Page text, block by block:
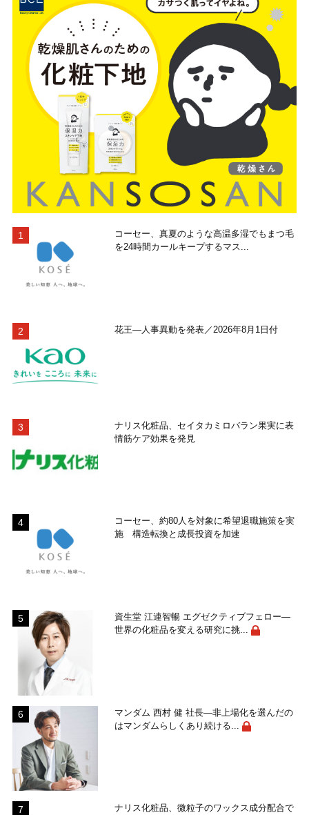
コーセー、真夏のような高温多湿でもまつ毛
を24時間カールキープするマス...
花王―人事異動を発表／2026年8月1日付
ナリス化粧品、セイタカミロバラン果実に表
情筋ケア効果を発見
コーセー、約80人を対象に希望退職施策を実
施 構造転換と成長投資を加速
資生堂 江連智暢 エグゼクティブフェロー―
世界の化粧品を変える研究に挑...
マンダム 西村 健 社長―非上場化を選んだの
はマンダムらしくあり続ける...
ナリス化粧品、微粒子のワックス成分配合で